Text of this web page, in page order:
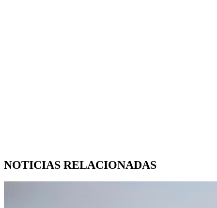
NOTICIAS RELACIONADAS